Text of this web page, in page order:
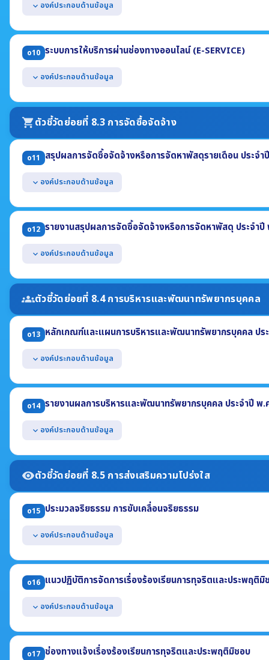
expand_more องค์ประกอบด้านข้อมูล
แสดงคู่มือการขอรับบริการหรือแนวทางการปฏิบัติที่ผู้รับบริการหรือผู้มา
(1) ชื่องาน (2) วิธีการขั้นตอนการขอรับบริการ (3) ระยะเวลา
(4) ช่องทางให้บริการ (5) ค่าธรรมเนียม (6) เอกสารหลักฐานประกอบ
o10 ระบบการให้บริการผ่านช่องทางออนไลน์ (E-SERVICE)
expand_more องค์ประกอบด้านข้อมูล
แสดงช่องทางการให้บริการหรือธุรกรรมภาครัฐที่สอดคล้องกับภารกิจขอ
ขอรับบริการไม่จำเป็นต้องเดินทางมายังหน่วยงาน
สามารถเข้าถึงหรือเชื่อมโยงได้จากหน้าแรกของเว็บไซต์หลักของหน่วยงาน
shopping_cartตัวชี้วัดย่อยที่ 8.3 การจัดซื้อจัดจ้าง
o11 สรุปผลการจัดซื้อจัดจ้างหรือการจัดหาพัสดุรายเดือน ประจ
expand_more องค์ประกอบด้านข้อมูล
แสดงรายงานสรุปผลการจัดซื้อจัดจ้างฯ รายเดือน ไตรมาสที่ 1-2 ประจ
(1) งานที่จัดซื้อหรือจัดจ้าง (2) วงเงินที่จะซื้อหรือจ้าง (3) ราคากลาง
(4) วิธีซื้อหรือจ้าง (5) รายชื่อผู้เสนอราคา (6) ราคาที่เสนอ
(7) ผู้ได้รับการคัดเลือก (8) ราคาที่ตกลงซื้อหรือจ้าง
(9) เหตุผลที่คัดเลือกโดยสรุป (10) เลขที่และวันที่ของสัญญา
o12 รายงานสรุปผลการจัดซื้อจัดจ้างหรือการจัดหาพัสดุ ประจำ
expand_more องค์ประกอบด้านข้อมูล
แสดงข้อมูลสรุปผลการจัดซื้อจัดจ้าง ประจำปี พ.ศ. 2568 (ภาพรวม) อย่
(1) จำนวนโครงการจำแนกตามวิธีการจัดซื้อจัดจ้าง (2) จำนวนงบประมาณจ
(3) ปัญหา/อุปสรรค (4) ข้อเสนอแนะ
แสดงข้อมูลสรุปผลการจัดซื้อจัดจ้างฯ รายเดือน ปี พ.ศ. 2568 (แบบ สข
แสดงในรูปแบบไฟล์อย่างน้อย 2 รูปแบบ คือ .pdf และ .xls หรือ .csv
groupsตัวชี้วัดย่อยที่ 8.4 การบริหารและพัฒนาทรัพยากรบุคคล
o13 หลักเกณฑ์และแผนการบริหารและพัฒนาทรัพยากรบุคคล ปร
expand_more องค์ประกอบด้านข้อมูล
แสดงหลักเกณฑ์การบริหารทรัพยากรบุคคลเพื่อความโปร่งใสและเป็นธร
(1) การสรรหาและคัดเลือกบุคลากร (2) การบรรจุและแต่งตั้งบุคลากร
(3) การย้าย การโอน หรือการเลื่อน (4) การประเมินผลการปฏิบัติราชการ
แสดงแผนการบริหารทรัพยากรบุคคล ซึ่งบังคับใช้ในปี พ.ศ. 2569
o14 รายงานผลการบริหารและพัฒนาทรัพยากรบุคคล ประจำปี พ.
expand_more องค์ประกอบด้านข้อมูล
แสดงผลการบริหารทรัพยากรบุคคล ประจำปี พ.ศ. 2568 อย่างน้อยประ
(1) รายการหรือกิจกรรมการบริหารทรัพยากรบุคคล (2) ผลการดำเนินการ
(3) ช่วงระยะเวลาในการดำเนินการ
(4) ข้อมูลสถิติกรอบอัตรากำลัง กรอบมีเงิน กรอบคนครอง (ข้อมูล ณ 30 ก.
แสดงผลการพัฒนาทรัพยากรบุคคล ประจำปี พ.ศ. 2568
visibilityตัวชี้วัดย่อยที่ 8.5 การส่งเสริมความโปร่งใส
o15 ประมวลจริยธรรม การขับเคลื่อนจริยธรรม
expand_more องค์ประกอบด้านข้อมูล
แสดงประมวลจริยธรรมสำหรับเจ้าหน้าที่ของรัฐ
แสดงผลการเสริมสร้างมาตรฐานทางจริยธรรมให้แก่เจ้าหน้าที่ อย่างน้อย
(1) การจัดตั้งทีมให้คำปรึกษาตอบคำถามทางจริยธรรม
(2) แนวปฏิบัติ Dos & Don'ts
o16 แนวปฏิบัติการจัดการเรื่องร้องเรียนการทุจริตและประพฤติมิ
expand_more องค์ประกอบด้านข้อมูล
แสดงคู่มือหรือแนวทางการดำเนินการต่อเรื่องร้องเรียนการทุจริตและป
(1) รายละเอียดข้อมูลที่ผู้ร้องควรรู้ (2) ช่องทางแจ้งเรื่องร้องเรียน
(3) ขั้นตอนหรือวิธีการจัดการ (4) ส่วนงานที่รับผิดชอบ (5) ระยะเวลา
o17 ช่องทางแจ้งเรื่องร้องเรียนการทุจริตและประพฤติมิชอบ